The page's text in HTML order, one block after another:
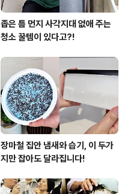
좁은 틈 먼지 사각지대 없애 주는
청소 꿀템이 있다고?!
장마철 집안 냄새와 습기, 이 두가
지만 잡아도 달라집니다!